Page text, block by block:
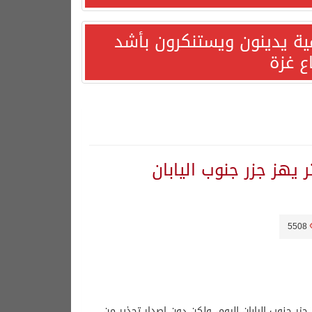
يدينون ويستنكرون بأشد
غزة
5508